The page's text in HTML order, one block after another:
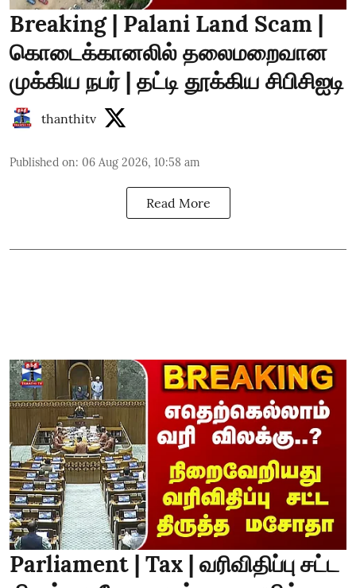
Breaking | Palani Land Scam |
கொடைக்கானலில் தலைமறைவான
முக்கிய நபர் | தட்டி தூக்கிய சிபிசிஐடி
thanthitv
Published on: 06 Aug 2026, 10:58 am
Read More
Parliament | Tax | வரிவிதிப்பு சட்ட